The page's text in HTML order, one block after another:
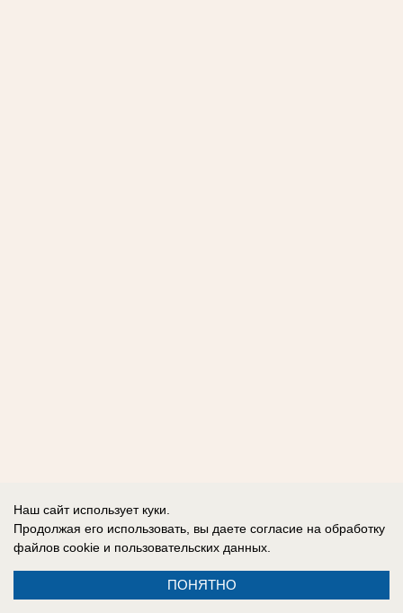
Наш сайт использует куки.
Продолжая его использовать, вы даете согласие на обработку
файлов cookie и пользовательских данных.
ПОНЯТНО